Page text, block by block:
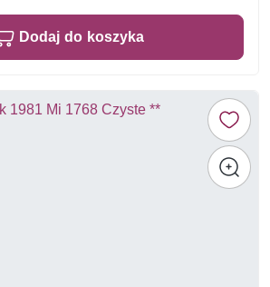
Dodaj do koszyka